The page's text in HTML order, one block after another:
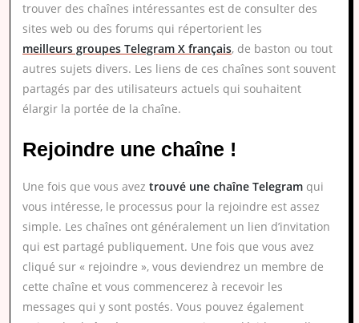
trouver des chaînes intéressantes est de consulter des
sites web ou des forums qui répertorient les
meilleurs groupes Telegram X français, de baston ou tout
autres sujets divers. Les liens de ces chaînes sont souvent
partagés par des utilisateurs actuels qui souhaitent
élargir la portée de la chaîne.
Rejoindre une chaîne !
Une fois que vous avez trouvé une chaîne Telegram qui
vous intéresse, le processus pour la rejoindre est assez
simple. Les chaînes ont généralement un lien d’invitation
qui est partagé publiquement. Une fois que vous avez
cliqué sur « rejoindre », vous deviendrez un membre de
cette chaîne et vous commencerez à recevoir les
messages qui y sont postés. Vous pouvez également